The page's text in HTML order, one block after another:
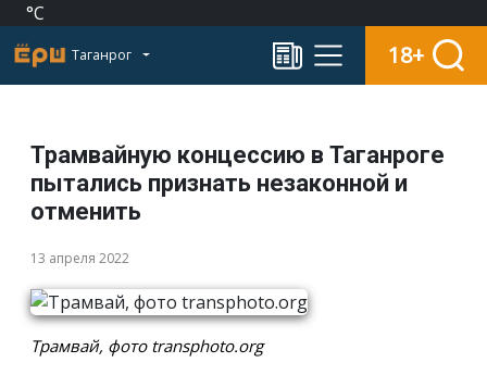
°C
Таганрог 18+
Трамвайную концессию в Таганроге
пытались признать незаконной и
отменить
13 апреля 2022
Трамвай, фото transphoto.org